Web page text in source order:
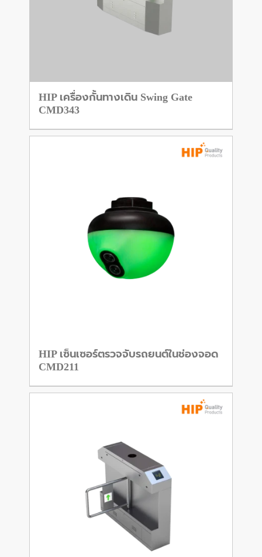
HIP เครื่องกั้นทางเดิน Swing Gate
CMD343
HIP เซ็นเซอร์ตรวจจับรถยนต์ในช่องจอด
CMD211